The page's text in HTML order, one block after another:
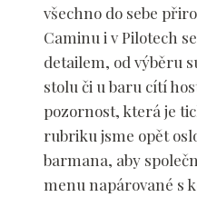
všechno do sebe
Caminu i v Pilotech
detailem, od výběru
stolu či u baru cítí
pozornost, která je
rubriku jsme opět
barmana, aby
menu napárované s